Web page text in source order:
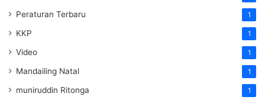
Peraturan Terbaru 1
KKP 1
Video 1
Mandailing Natal 1
muniruddin Ritonga 1